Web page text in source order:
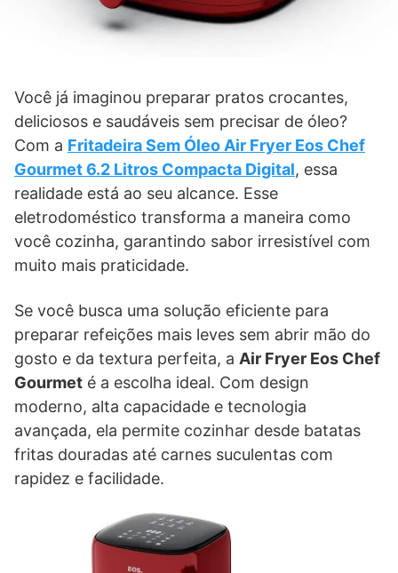
Você já imaginou preparar pratos crocantes,
deliciosos e saudáveis sem precisar de óleo?
Com a Fritadeira Sem Óleo Air Fryer Eos Chef
Gourmet 6.2 Litros Compacta Digital, essa
realidade está ao seu alcance. Esse
eletrodoméstico transforma a maneira como
você cozinha, garantindo sabor irresistível com
muito mais praticidade.
Se você busca uma solução eficiente para
preparar refeições mais leves sem abrir mão do
gosto e da textura perfeita, a Air Fryer Eos Chef
Gourmet é a escolha ideal. Com design
moderno, alta capacidade e tecnologia
avançada, ela permite cozinhar desde batatas
fritas douradas até carnes suculentas com
rapidez e facilidade.